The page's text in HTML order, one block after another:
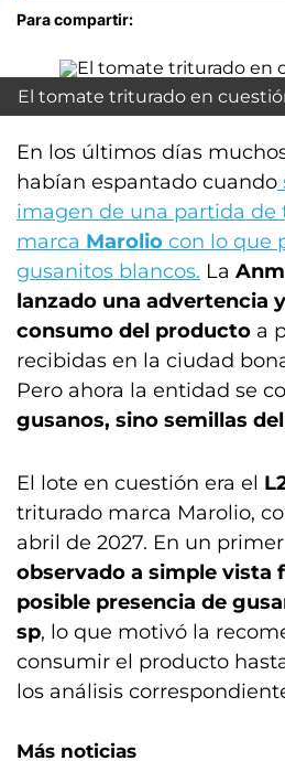
Para compartir:
El tomate triturado en
En los últimos días
habían espantado cuando
imagen de una partida
marca Marolio con lo que
gusanitos blancos. La
lanzado una advertencia
consumo del producto a
recibidas en la ciudad
Pero ahora la entidad se
gusanos, sino semillas
El lote en cuestión era el
triturado marca Marolio,
abril de 2027. En un
observado a simple vista
posible presencia de
sp, lo que motivó la
consumir el producto
los análisis
Más noticias